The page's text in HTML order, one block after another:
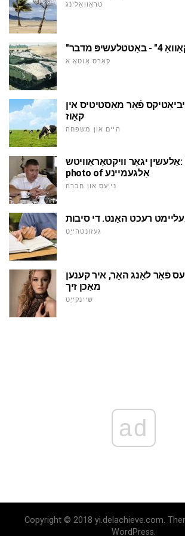
טראַוואַלינג
מדבר
קאַרס אַוטאָ א
פֿאַר מאַסטיטיס אין
קאַוז
היים און משפּחה
אַלעשין יגאָר וויקטאָראָוויטש: Biography און
photo of אַלגעמיינע
נייַעס און חברה
געזונטהייַט
פֿאַר לאַנג האָר, איר קענען
מאַכן זיך
שיינקייַט
ad
Copyright © 2018 yi.delachieve.com.
WordPress.